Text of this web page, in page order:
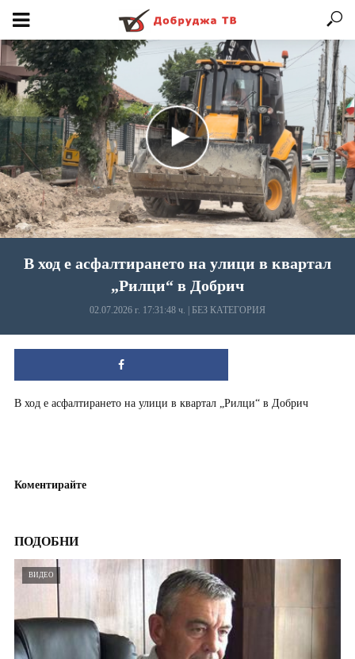
В ход е асфалтирането на улици в квартал
„Рилци“ в Добрич
02.07.2026 г. 17:31:48 ч. БЕЗ КАТЕГОРИЯ
В ход е асфалтирането на улици в квартал „Рилци“ в Добрич
Коментирайте
ПОДОБНИ
ВИДЕО